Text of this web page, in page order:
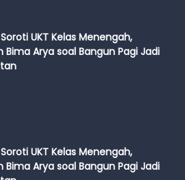
UKT Kelas Menengah,
Bima Arya soal Bangun Pagi Jadi
UKT Kelas Menengah,
Bima Arya soal Bangun Pagi Jadi